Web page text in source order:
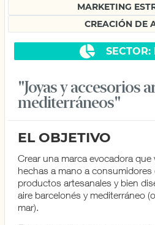
MARKETING
CREACIÓN DE
SECTOR:
"Joyas y accesorios
mediterráneos"
EL OBJETIVO
Crear una marca evocadora
hechas a mano a consumidores
productos artesanales y bien
aire barcelonés y mediterráneo
mar).